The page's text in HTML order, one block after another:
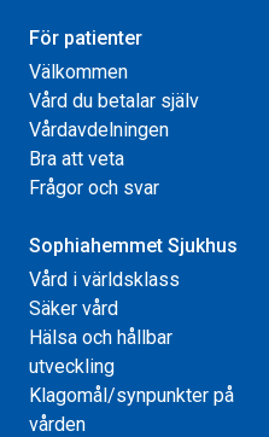
För patienter
Välkommen
Vård du betalar själv
Vårdavdelningen
Bra att veta
Frågor och svar
Sophiahemmet Sjukhus
Vård i världsklass
Säker vård
Hälsa och hållbar
utveckling
Klagomål/synpunkter på
vården